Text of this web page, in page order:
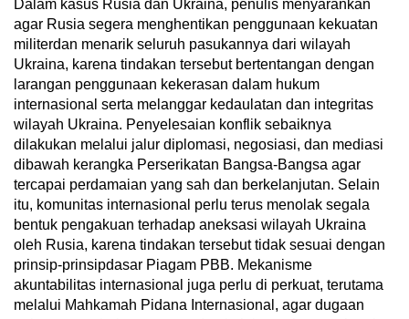
Dalam kasus Rusia dan Ukraina, penulis menyarankan
agar Rusia segera menghentikan penggunaan kekuatan
militerdan menarik seluruh pasukannya dari wilayah
Ukraina, karena tindakan tersebut bertentangan dengan
larangan penggunaan kekerasan dalam hukum
internasional serta melanggar kedaulatan dan integritas
wilayah Ukraina. Penyelesaian konflik sebaiknya
dilakukan melalui jalur diplomasi, negosiasi, dan mediasi
dibawah kerangka Perserikatan Bangsa-Bangsa agar
tercapai perdamaian yang sah dan berkelanjutan. Selain
itu, komunitas internasional perlu terus menolak segala
bentuk pengakuan terhadap aneksasi wilayah Ukraina
oleh Rusia, karena tindakan tersebut tidak sesuai dengan
prinsip-prinsipdasar Piagam PBB. Mekanisme
akuntabilitas internasional juga perlu di perkuat, terutama
melalui Mahkamah Pidana Internasional, agar dugaan